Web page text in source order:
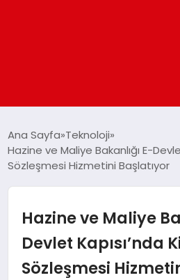
GÜNDEM
DÜNYA
EĞITIM
Ana Sayfa Teknoloji
Hazine ve Maliye Bakanlığı E-
Sözleşmesi Hizmetini Başlatıyor
Hazine ve Maliye
Devlet Kapısı’nda
Sözleşmesi